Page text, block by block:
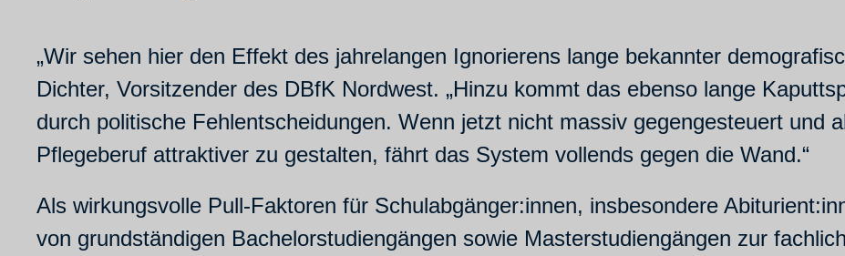
„Wir sehen hier den Effekt des jahrelangen Ignorierens lange bekannter
Dichter, Vorsitzender des DBfK Nordwest. „Hinzu kommt das ebenso lange
durch politische Fehlentscheidungen. Wenn jetzt nicht massiv gegengesteuert und
Pflegeberuf attraktiver zu gestalten, fährt das System vollends gegen die Wand.“
Als wirkungsvolle Pull-Faktoren für Schulabgänger:innen, insbesondere
von grundständigen Bachelorstudiengängen sowie Masterstudiengängen zur